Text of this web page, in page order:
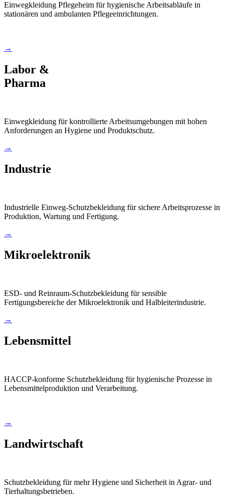
Einwegkleidung Pflegeheim für hygienische Arbeitsabläufe in
stationären und ambulanten Pflegeeinrichtungen.
→
Labor &
Pharma
Einwegkleidung für kontrollierte Arbeitsumgebungen mit hohen
Anforderungen an Hygiene und Produktschutz.
→
Industrie
Industrielle Einweg-Schutzbekleidung für sichere Arbeitsprozesse in
Produktion, Wartung und Fertigung.
→
Mikroelektronik
ESD- und Reinraum-Schutzbekleidung für sensible
Fertigungsbereiche der Mikroelektronik und Halbleiterindustrie.
→
Lebensmittel
HACCP-konforme Schutzbekleidung für hygienische Prozesse in
Lebensmittelproduktion und Verarbeitung.
→
Landwirtschaft
Schutzbekleidung für mehr Hygiene und Sicherheit in Agrar- und
Tierhaltungsbetrieben.